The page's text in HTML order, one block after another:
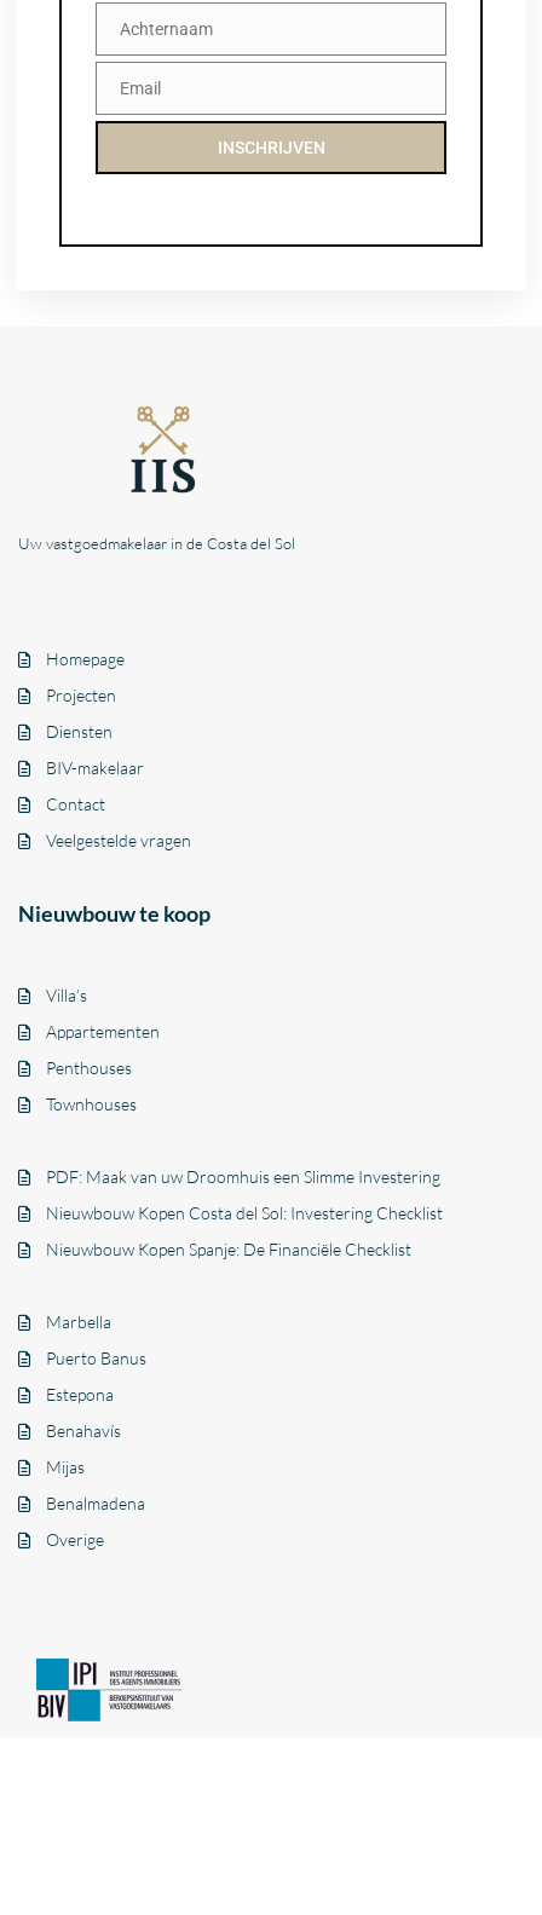
Achternaam
Achternaam
EmailEmail
INSCHRIJVEN
Uw vastgoedmakelaar in de Costa del Sol
Homepage
Projecten
Diensten
BIV-makelaar
Contact
Veelgestelde vragen
Nieuwbouw te koop
Villa’s
Appartementen
Penthouses
Townhouses
PDF: Maak van uw Droomhuis een Slimme Investering
Nieuwbouw Kopen Costa del Sol: Investering Checklist
Nieuwbouw Kopen Spanje: De Financiële Checklist
Marbella
Puerto Banus
Estepona
Benahavís
Mijas
Benalmadena
Overige